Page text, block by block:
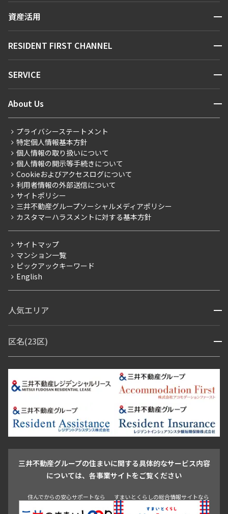
新着情報から探す
新着募集情報
こだわりから探す
こだわり一覧
プレミアムマンション
新築
当社限定（港区・渋谷区）
当社限定（港区・渋谷区以外）
三井不動産企画
賃料改定
フリーレント
ペット可
ブランドマンション
お問い合わせ
資産活用 開閉
お問い合わせ
RESIDENT FIRST CHANNEL 開閉
マンションレポート
住まいのコラム
SERVICE 開閉
会員ページ
ご入居・提携サービス
お部屋探しからご契約まで
よくあるご質問
社宅紹介
【仲介会社様向け】当社仲介事業部取り扱い物件入居申込
About Us 開閉
会社情報
事業案内
採用情報
ニュースリリース
お問い合わせ
プライバシーステートメント
特定個人情報基本方針
個人情報の取り扱いについて
個人情報の開示等手続きについて
Cookieおよびアクセスログについて
利用者情報の外部送信について
サイトポリシー
三井不動産グループソーシャルメディアポリシー
カスタマーハラスメントに対する基本方針
サイトマップ
マンション一覧
ピックアックキーワード
English
人気エリア 開閉
青山・表参道・原宿
市ヶ谷・神楽坂・飯田橋
三田・芝・浜松町
芝浦・汐留・品川
月島・勝どき・豊洲
本郷・春日・小石川
目白・高田馬場・早稲田
池尻大橋・三軒茶屋
祐天寺・学芸大学・自由が丘
駒沢・用賀・二子玉川
成城・砧
池袋・板橋・王子
青山 渋谷 東京・大手町 新宿 品川
目黒・中目黒
区名(23区) 開閉
江東区 台東区 墨田区
中野区
豊島区
杉並区 板橋区 練馬区 荒川区
足立区
葛飾区
江戸川区
三井不動産グループの住まいに関する具体的なサービス内容
については、各事業サイトをご覧ください
住んでからの安心サポートなら すまいとくらしの総合情報サイトなら